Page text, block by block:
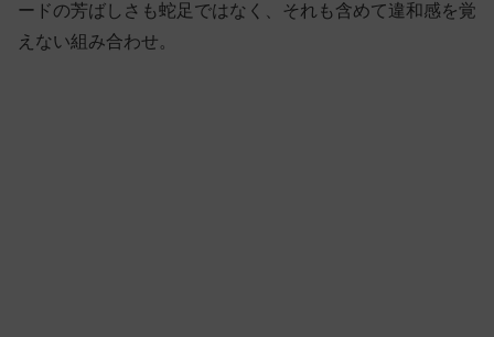
ードの芳ばしさも蛇足ではなく、それも含めて違和感を覚
えない組み合わせ。